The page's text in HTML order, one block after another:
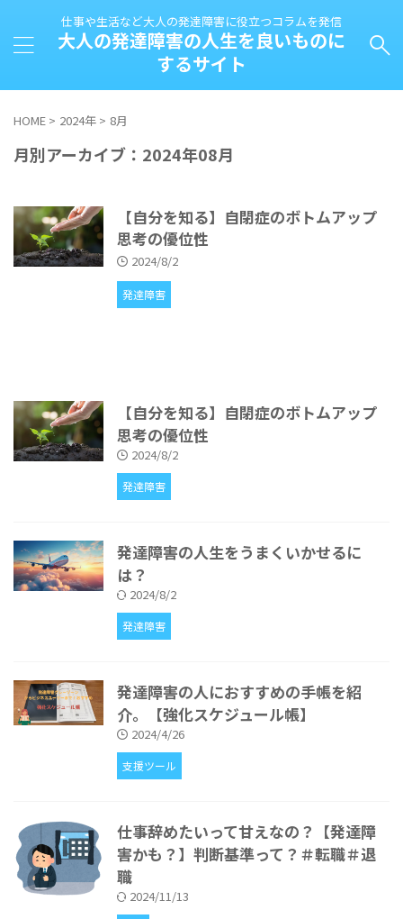
仕事や生活など大人の発達障害に役立つコラムを発信
大人の発達障害の人生を良いものに
するサイト
HOME > 2024年 > 8月
月別アーカイブ：2024年08月
【自分を知る】自閉症のボトムアップ
思考の優位性
2024/8/2
発達障害
【自分を知る】自閉症のボトムアップ
思考の優位性
2024/8/2
発達障害
発達障害の人生をうまくいかせるに
は？
2024/8/2
発達障害
発達障害の人におすすめの手帳を紹
介。【強化スケジュール帳】
2024/4/26
支援ツール
仕事辞めたいって甘えなの？【発達障
害かも？】判断基準って？＃転職＃退
職
2024/11/13